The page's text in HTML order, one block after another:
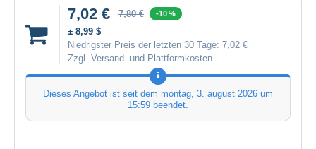
7,02 € 7,80 € -10 %
± 8,99 $
Niedrigster Preis der letzten 30 Tage: 7,02 €
Zzgl. Versand- und Plattformkosten
Dieses Angebot ist seit dem montag, 3. august 2026 um
15:59 beendet.